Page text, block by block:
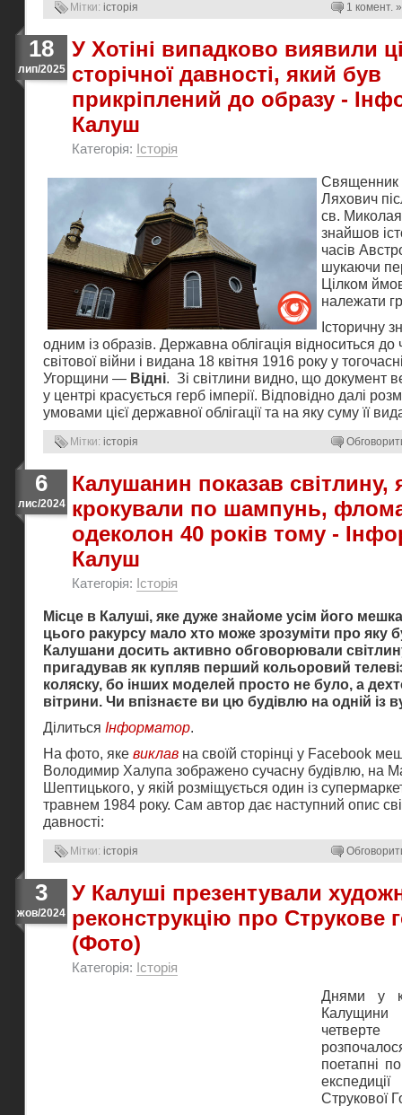
Мітки: історія 1 комент. »
18
лип/2025
У Хотіні випадково виявили
сторічної давності, який був
прикріплений до образу -
Калуш
Категорія: Історія
Священник
Ляхович
св.
знайшов
часів
шукаючи
Цілком
належати
Історичну
одним із образів. Державна облігація відноситься до
світової війни і видана 18 квітня 1916 року у
Угорщини — Відні. Зі світлини видно, що документ
у центрі красується герб імперії. Відповідно далі
умовами цієї державної облігації та на яку суму її
Мітки: історія
6
лис/2024
Калушанин показав світлину,
крокували по шампунь,
одеколон 40 років тому -
Калуш
Категорія: Історія
Місце в Калуші, яке дуже знайоме усім його
цього ракурсу мало хто може зрозуміти про яку
Калушани досить активно обговорювали
пригадував як купляв перший кольоровий
коляску, бо інших моделей просто не було, а
вітрини. Чи впізнаєте ви цю будівлю на одній із
Ділиться Інформатор.
На фото, яке виклав на своїй сторінці у Facebook
Володимир Халупа зображено сучасну будівлю, на
Шептицького, у якій розміщується один із
травнем 1984 року. Сам автор дає наступний опис
давності:
Мітки: історія
3
жов/2024
У Калуші презентували
реконструкцію про Струкове
(Фото)
Категорія: Історія
Днями у
поетапні
Струкової